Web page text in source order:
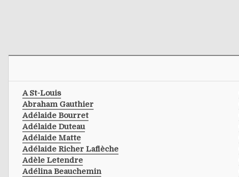
A St-Louis
Abraham Gauthier
Adélaide Bourret
Adélaide Duteau
Adélaide Matte
Adélaide Richer Laflèche
Adèle Letendre
Adélina Beauchemin